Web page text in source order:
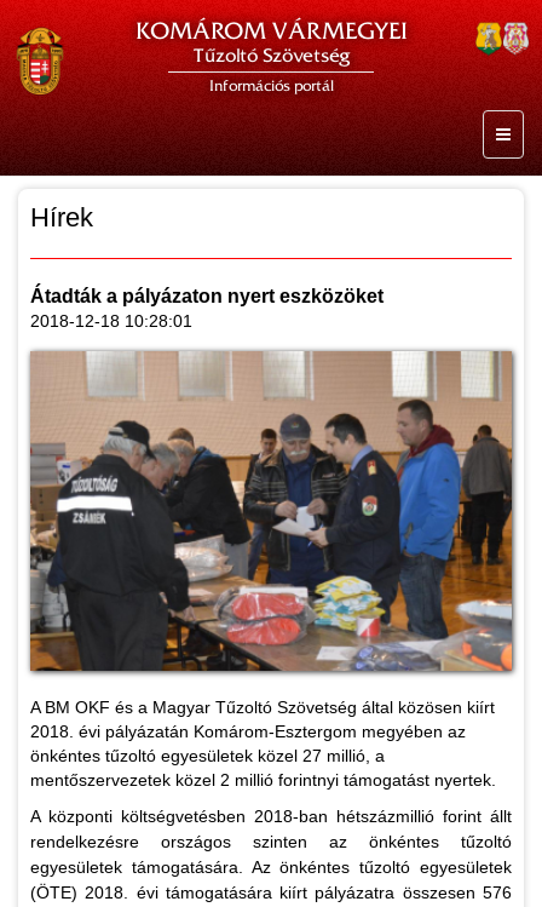
KOMÁROM VÁRMEGYEI
Tűzoltó Szövetség
Információs portál
Hírek
Átadták a pályázaton nyert eszközöket
2018-12-18 10:28:01
A BM OKF és a Magyar Tűzoltó Szövetség által közösen kiírt
2018. évi pályázatán Komárom-Esztergom megyében az
önkéntes tűzoltó egyesületek közel 27 millió, a
mentőszervezetek közel 2 millió forintnyi támogatást nyertek.
A központi költségvetésben 2018-ban hétszázmillió forint állt
rendelkezésre országos szinten az önkéntes tűzoltó
egyesületek támogatására. Az önkéntes tűzoltó egyesületek
(ÖTE) 2018. évi támogatására kiírt pályázatra összesen 576